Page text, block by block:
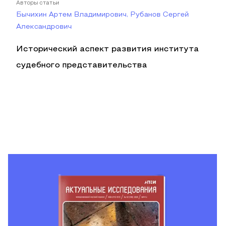
Авторы статьи
Бычихин Артем Владимирович, Рубанов Сергей
Александрович
Исторический аспект развития института
судебного представительства